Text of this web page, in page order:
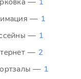
— 1
— 1
— 2
— 1